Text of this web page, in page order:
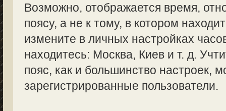
Возможно, отображается время,
поясу, а не к тому, в котором
измените в личных настройках
находитесь: Москва, Киев и т. д.
пояс, как и большинство настроек,
зарегистрированные пользователи.